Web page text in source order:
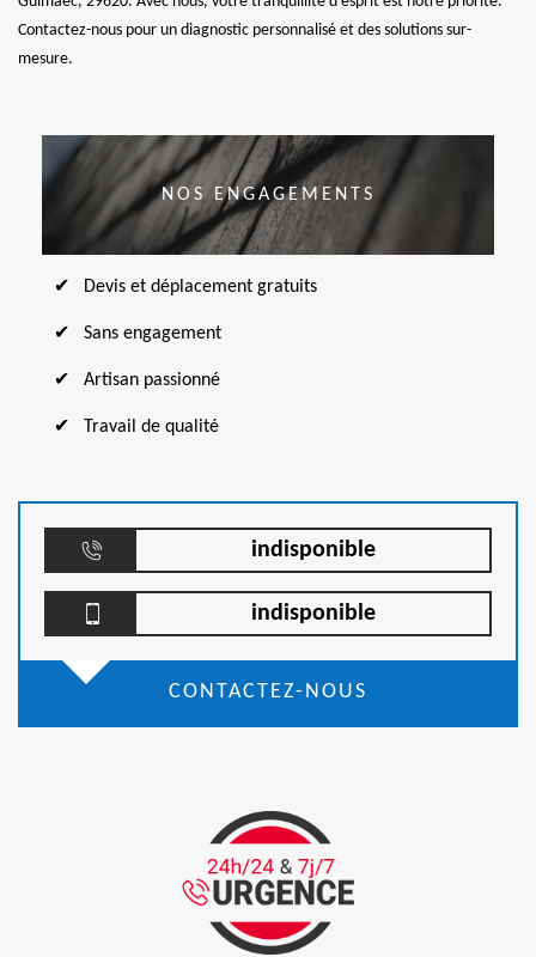
Contactez-nous pour un diagnostic personnalisé et des solutions sur-
mesure.
NOS ENGAGEMENTS
Devis et déplacement gratuits
Sans engagement
Artisan passionné
Travail de qualité
indisponible
indisponible
CONTACTEZ-NOUS